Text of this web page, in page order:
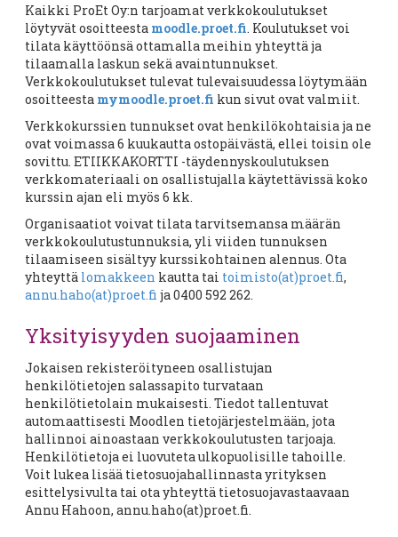
Kaikki ProEt Oy:n tarjoamat verkkokoulutukset
löytyvät osoitteesta moodle.proet.fi. Koulutukset voi
tilata käyttöönsä ottamalla meihin yhteyttä ja
tilaamalla laskun sekä avaintunnukset.
Verkkokoulutukset tulevat tulevaisuudessa löytymään
osoitteesta mymoodle.proet.fi kun sivut ovat valmiit.
Verkkokurssien tunnukset ovat henkilökohtaisia ja ne
ovat voimassa 6 kuukautta ostopäivästä, ellei toisin ole
sovittu. ETIIKKAKORTTI -täydennyskoulutuksen
verkkomateriaali on osallistujalla käytettävissä koko
kurssin ajan eli myös 6 kk.
Organisaatiot voivat tilata tarvitsemansa määrän
verkkokoulutustunnuksia, yli viiden tunnuksen
tilaamiseen sisältyy kurssikohtainen alennus. Ota
yhteyttä lomakkeen kautta tai toimisto(at)proet.fi,
annu.haho(at)proet.fi ja 0400 592 262.
Yksityisyyden suojaaminen
Jokaisen rekisteröityneen osallistujan
henkilötietojen salassapito turvataan
henkilötietolain mukaisesti. Tiedot tallentuvat
automaattisesti Moodlen tietojärjestelmään, jota
hallinnoi ainoastaan verkkokoulutusten tarjoaja.
Henkilötietoja ei luovuteta ulkopuolisille tahoille.
Voit lukea lisää tietosuojahallinnasta yrityksen
esittelysivulta tai ota yhteyttä tietosuojavastaavaan
Annu Hahoon, annu.haho(at)proet.fi.